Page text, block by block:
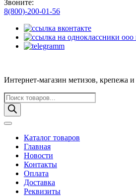
Звоните:
8(800)-200-01-56
Интернет-магазин метизов, крепежа
Поиск
товаров
Каталог товаров
Главная
Новости
Контакты
Оплата
Доставка
Реквизиты